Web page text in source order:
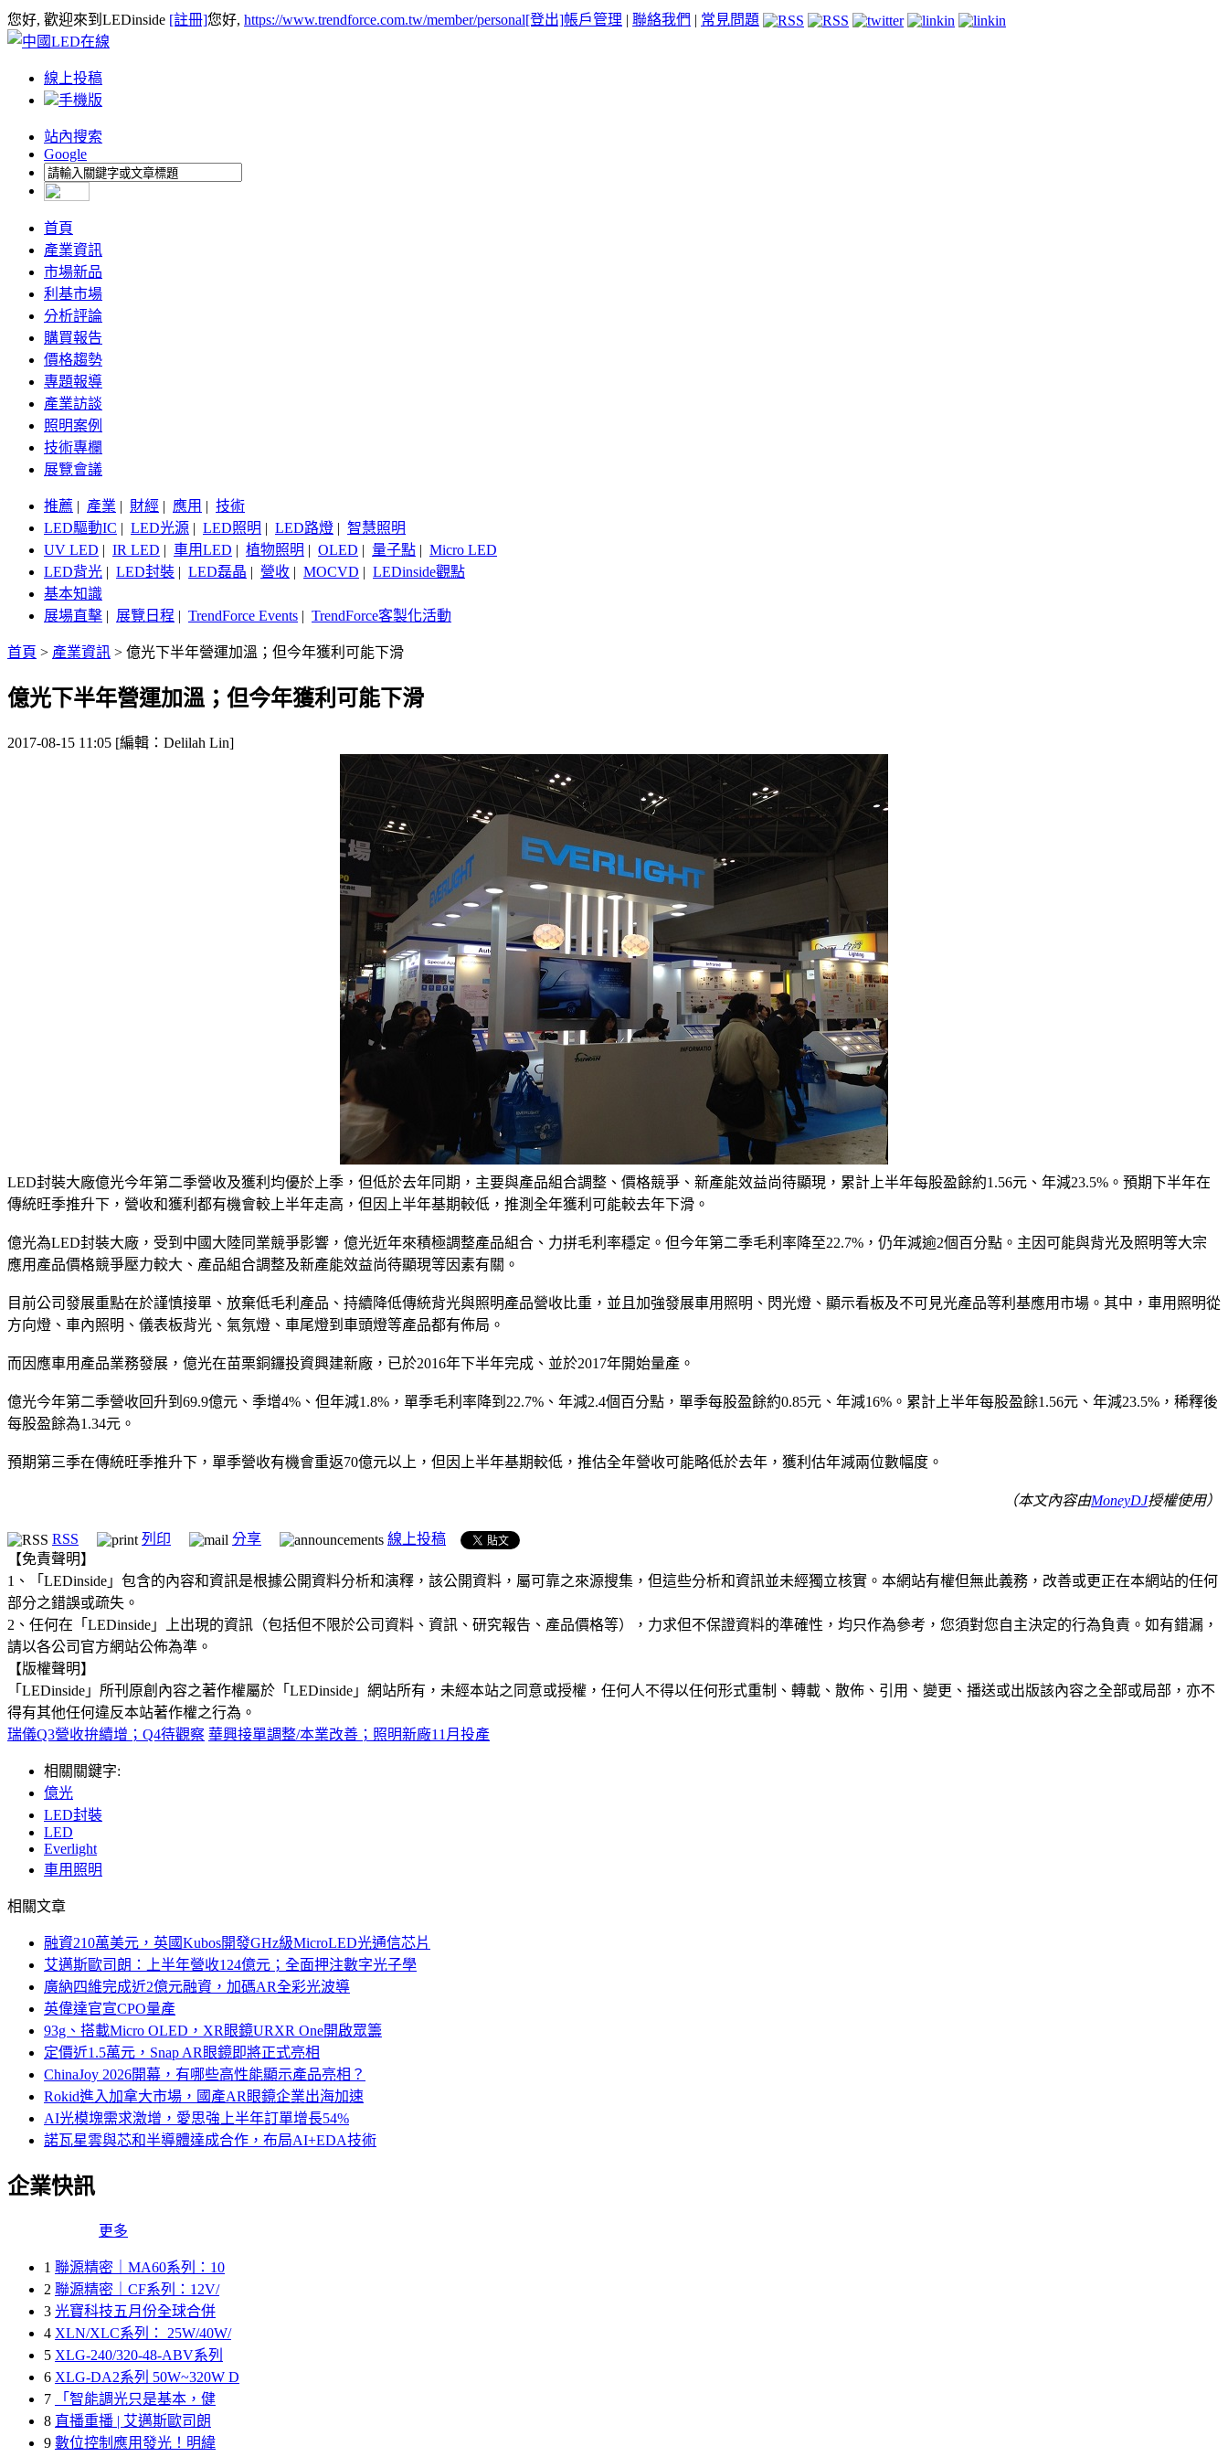
您好, 歡迎來到LEDinside [註冊]您好, https://www.trendforce.com.tw/member/personal[登出]帳戶管理 | 聯絡我們 | 常見問題
線上投稿
手機版
站內搜索
Google
首頁
產業資訊
市場新品
利基市場
分析評論
購買報告
價格趨勢
專題報導
產業訪談
照明案例
技術專欄
展覽會議
推薦 | 產業 | 財經 | 應用 | 技術
LED驅動IC | LED光源 | LED照明 | LED路燈 | 智慧照明
UV LED | IR LED | 車用LED | 植物照明 | OLED | 量子點 | Micro LED
LED背光 | LED封裝 | LED磊晶 | 營收 | MOCVD | LEDinside觀點
基本知識
展場直擊 | 展覽日程 | TrendForce Events | TrendForce客製化活動
首頁 > 產業資訊 > 億光下半年營運加溫；但今年獲利可能下滑
億光下半年營運加溫；但今年獲利可能下滑
2017-08-15 11:05 [編輯：Delilah Lin]
LED封裝大廠億光今年第二季營收及獲利均優於上季，但低於去年同期，主要與產品組合調整、價格競爭、新產能效益尚待顯現，累計上半年每股盈餘約1.56元、年減23.5%。預期下半年在
傳統旺季推升下，營收和獲利都有機會較上半年走高，但因上半年基期較低，推測全年獲利可能較去年下滑。
億光為LED封裝大廠，受到中國大陸同業競爭影響，億光近年來積極調整產品組合、力拼毛利率穩定。但今年第二季毛利率降至22.7%，仍年減逾2個百分點。主因可能與背光及照明等大宗
應用產品價格競爭壓力較大、產品組合調整及新產能效益尚待顯現等因素有關。
目前公司發展重點在於謹慎接單、放棄低毛利產品、持續降低傳統背光與照明產品營收比重，並且加強發展車用照明、閃光燈、顯示看板及不可見光產品等利基應用市場。其中，車用照明從
方向燈、車內照明、儀表板背光、氣氛燈、車尾燈到車頭燈等產品都有佈局。
而因應車用產品業務發展，億光在苗栗銅鑼投資興建新廠，已於2016年下半年完成、並於2017年開始量產。
億光今年第二季營收回升到69.9億元、季增4%、但年減1.8%，單季毛利率降到22.7%、年減2.4個百分點，單季每股盈餘約0.85元、年減16%。累計上半年每股盈餘1.56元、年減23.5%，稀釋後
每股盈餘為1.34元。
預期第三季在傳統旺季推升下，單季營收有機會重返70億元以上，但因上半年基期較低，推估全年營收可能略低於去年，獲利估年減兩位數幅度。
（本文內容由MoneyDJ授權使用）
RSS 列印 分享
線上投稿
【免責聲明】
1、「LEDinside」包含的內容和資訊是根據公開資料分析和演釋，該公開資料，屬可靠之來源搜集，但這些分析和資訊並未經獨立核實。本網站有權但無此義務，改善或更正在本網站的任何
部分之錯誤或疏失。
2、任何在「LEDinside」上出現的資訊（包括但不限於公司資料、資訊、研究報告、產品價格等），力求但不保證資料的準確性，均只作為參考，您須對您自主決定的行為負責。如有錯漏，
請以各公司官方網站公佈為準。
【版權聲明】
「LEDinside」所刊原創內容之著作權屬於「LEDinside」網站所有，未經本站之同意或授權，任何人不得以任何形式重制、轉載、散佈、引用、變更、播送或出版該內容之全部或局部，亦不
得有其他任何違反本站著作權之行為。
瑞儀Q3營收拚續增；Q4待觀察 華興接單調整/本業改善；照明新廠11月投產
相關關鍵字:
億光
LED封裝
LED
Everlight
車用照明
相關文章
融資210萬美元，英國Kubos開發GHz級MicroLED光通信芯片
艾邁斯歐司朗：上半年營收124億元；全面押注數字光子學
廣納四維完成近2億元融資，加碼AR全彩光波導
英偉達官宣CPO量產
93g、搭載Micro OLED，XR眼鏡URXR One開啟眾籌
定價近1.5萬元，Snap AR眼鏡即將正式亮相
ChinaJoy 2026開幕，有哪些高性能顯示產品亮相？
Rokid進入加拿大市場，國產AR眼鏡企業出海加速
AI光模塊需求激增，愛思強上半年訂單增長54%
諾瓦星雲與芯和半導體達成合作，布局AI+EDA技術
企業快訊
更多
1 聯源精密｜MA60系列：10
2 聯源精密｜CF系列：12V/
3 光寶科技五月份全球合併
4 XLN/XLC系列： 25W/40W/
5 XLG-240/320-48-ABV系列
6 XLG-DA2系列 50W~320W D
7
「智能調光只是基本，健
8 直播重播 | 艾邁斯歐司朗
9 數位控制應用發光！明緯